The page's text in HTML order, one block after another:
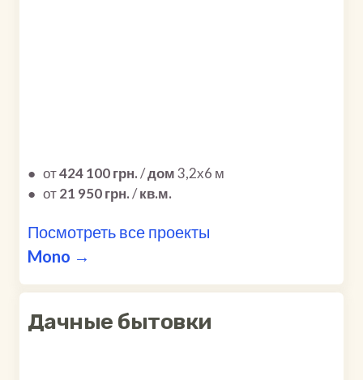
● от424 100 грн./дом3,2х6 м
● от21 950 грн./кв.м.
Посмотреть все проекты
Mono →
Дачные бытовки